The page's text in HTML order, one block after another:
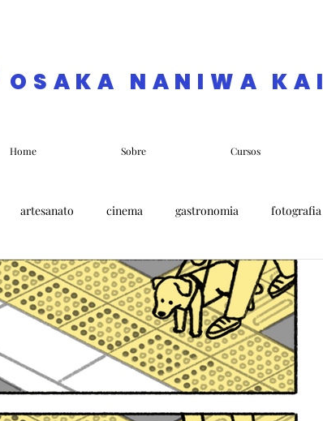
OSAKA NANIWA KAI
Home Sobre Cursos
artesanato cinema gastronomia fotografia
cultura arquitetura